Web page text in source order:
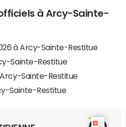
à Arcy-Sainte-
à Arcy-Sainte-Restitue
Sainte-Restitue
Sainte-Restitue
Sainte-Restitue